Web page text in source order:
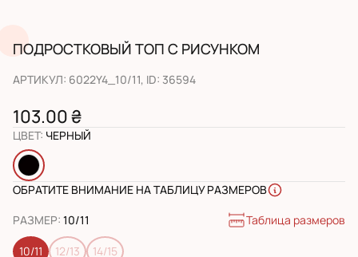
ПОДРОСТКОВЫЙ ТОП С РИСУНКОМ
АРТИКУЛ: 6022Y4_10/11, ID: 36594
103.00 ₴
ЦВЕТ: ЧЕРНЫЙ
ОБРАТИТЕ ВНИМАНИЕ НА ТАБЛИЦУ РАЗМЕРОВ
РАЗМЕР: 10/11 Таблица размеров
10/11 12/13 14/15